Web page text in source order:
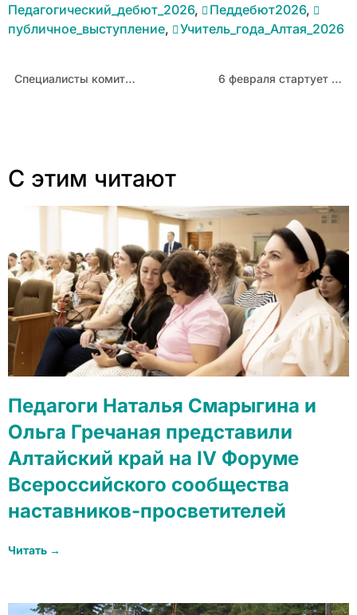
Педагогический_дебют_2026, Педдебют2026,
публичное_выступление, Учитель_года_Алтая_2026
Специалисты комитетов по образованию Алтайского края повысили квалификацию в АИРО 6 февраля стартует региональный этап Международного конкурса сочинений «Без срока давности»
С этим читают
Педагоги Наталья Смарыгина и
Ольга Гречаная представили
Алтайский край на IV Форуме
Всероссийского сообщества
наставников-просветителей
Читать →